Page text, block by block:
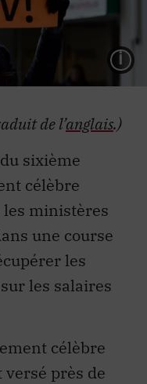
de l’anglais.)
sixième
célèbre
les ministères
une course
les
les salaires
célèbre
versé près de